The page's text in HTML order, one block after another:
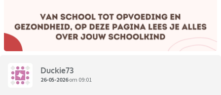
Duckie73
26-05-2026om 09:01